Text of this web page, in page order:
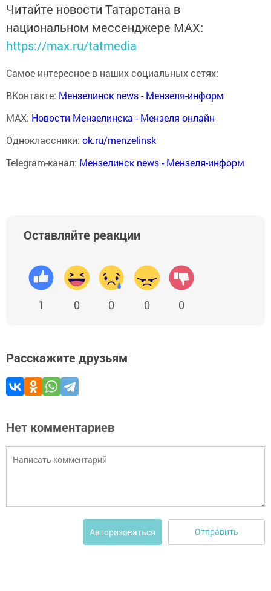
Читайте новости Татарстана в
национальном мессенджере MАХ:
https://max.ru/tatmedia
Самое интересное в наших социальных сетях:
ВКонтакте: Мензелинск news - Мензеля-информ
MAX: Новости Мензелинска - Мензеля онлайн
Одноклассники: ok.ru/menzelinsk
Telegram-канал: Мензелинск news - Мензеля-информ
Оставляйте реакции
1 0 0 0 0
Расскажите друзьям
Нет комментариев
Авторизоваться Отправить